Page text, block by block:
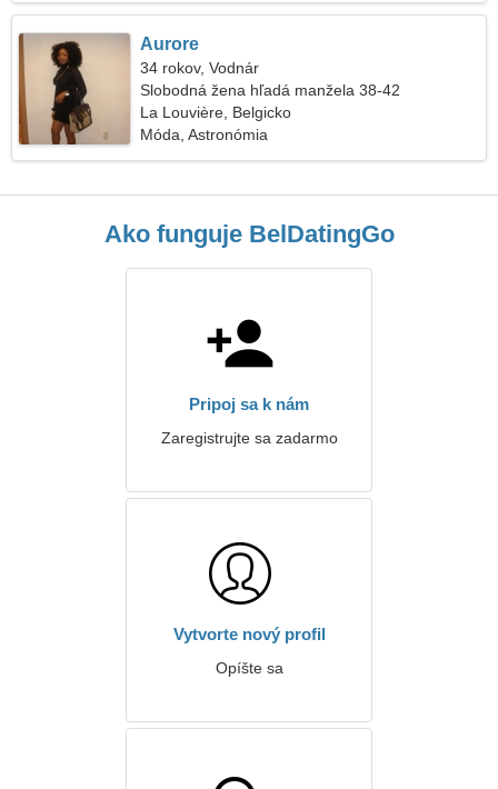
Aurore
34 rokov, Vodnár
Slobodná žena hľadá manžela 38-42
La Louvière, Belgicko
Móda, Astronómia
Ako funguje BelDatingGo
Pripoj sa k nám
Zaregistrujte sa zadarmo
Vytvorte nový profil
Opíšte sa